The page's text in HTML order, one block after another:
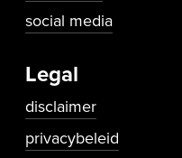
social media
Legal
disclaimer
privacybeleid